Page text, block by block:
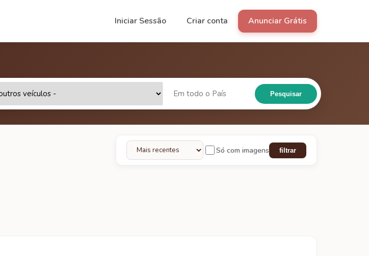
Iniciar Sessão Criar conta Anunciar Grátis
Pesquisar
Só com imagens filtrar